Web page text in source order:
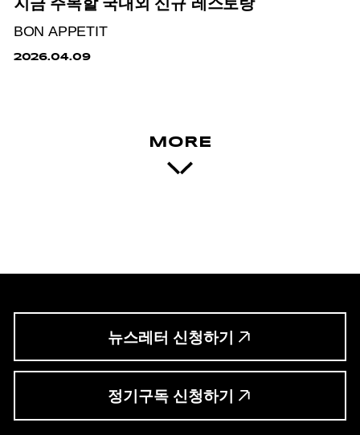
BON APPETIT
2026.04.09
MORE
뉴스레터 신청하기
정기구독 신청하기